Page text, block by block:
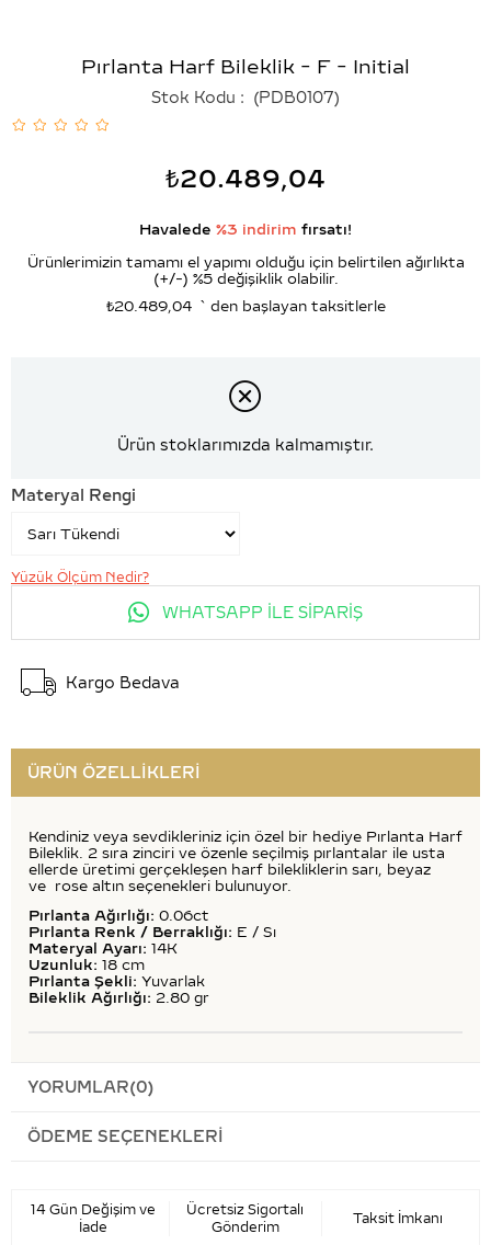
Pırlanta Harf Bileklik - F - Initial
Stok Kodu (PDB0107)
₺20.489,04
Havalede %3 indirim fırsatı!
Ürünlerimizin tamamı el yapımı olduğu için belirtilen ağırlıkta
(+/-) %5 değişiklik olabilir.
₺20.489,04 `den başlayan taksitlerle
Ürün stoklarımızda kalmamıştır.
Materyal Rengi
Yüzük Ölçüm Nedir?
WHATSAPP İLE SİPARİŞ
Kargo Bedava
ÜRÜN ÖZELLIKLERI
Kendiniz veya sevdikleriniz için özel bir hediye Pırlanta Harf
Bileklik. 2 sıra zinciri ve özenle seçilmiş pırlantalar ile usta
ellerde üretimi gerçekleşen harf bilekliklerin sarı, beyaz
ve rose altın seçenekleri bulunuyor.
Pırlanta Ağırlığı: 0.06ct
Pırlanta Renk / Berraklığı: E / Sı
Materyal Ayarı: 14K
Uzunluk: 18 cm
Pırlanta Şekli: Yuvarlak
Bileklik Ağırlığı: 2.80 gr
YORUMLAR(0)
ÖDEME SEÇENEKLERI
14 Gün Değişim ve
İade
Ücretsiz Sigortalı
Gönderim
Taksit İmkanı